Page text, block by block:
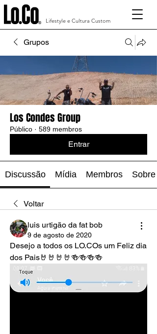
Lifestyle e Cultura Custom
Grupos
Los Condes Group
Público · 589 membros
Entrar
Discussão Mídia Membros Sobre
Voltar
luis urtigão da fat bob
9 de agosto de 2020
Desejo a todos os LO.COs um Feliz dia
dos Pais🤘🤘🤘🤘🍻🍻🍻🍻